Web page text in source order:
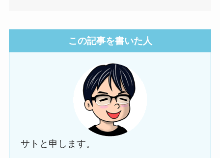
この記事を書いた人
サトと申します。